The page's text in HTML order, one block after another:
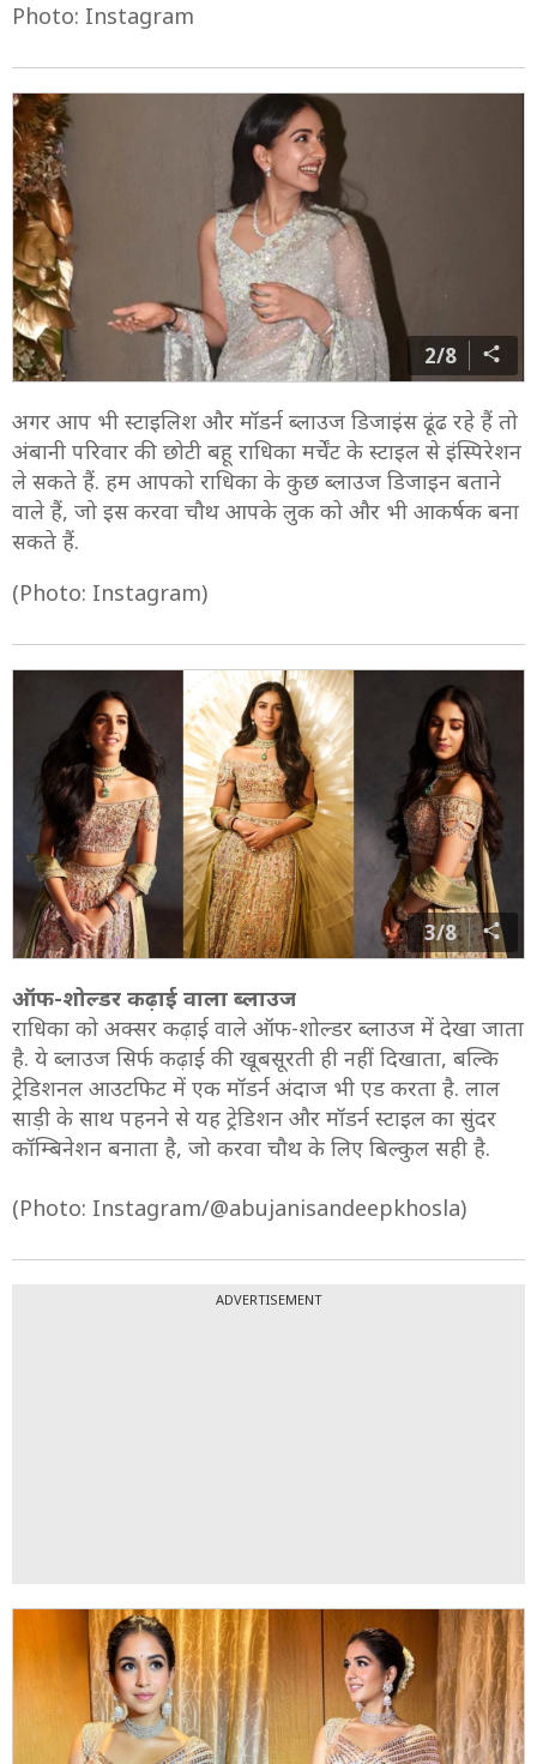
Photo: Instagram
2/8
अगर आप भी स्टाइलिश और मॉडर्न ब्लाउज डिजाइंस ढूंढ रहे हैं तो
अंबानी परिवार की छोटी बहू राधिका मर्चेंट के स्टाइल से इंस्पिरेशन
ले सकते हैं. हम आपको राधिका के कुछ ब्लाउज डिजाइन बताने
वाले हैं, जो इस करवा चौथ आपके लुक को और भी आकर्षक बना
सकते हैं.
(Photo: Instagram)
3/8
ऑफ-शोल्डर कढ़ाई वाला ब्लाउज
राधिका को अक्सर कढ़ाई वाले ऑफ-शोल्डर ब्लाउज में देखा जाता
है. ये ब्लाउज सिर्फ कढ़ाई की खूबसूरती ही नहीं दिखाता, बल्कि
ट्रेडिशनल आउटफिट में एक मॉडर्न अंदाज भी एड करता है. लाल
साड़ी के साथ पहनने से यह ट्रेडिशन और मॉडर्न स्टाइल का सुंदर
कॉम्बिनेशन बनाता है, जो करवा चौथ के लिए बिल्कुल सही है.
(Photo: Instagram/@abujanisandeepkhosla)
ADVERTISEMENT